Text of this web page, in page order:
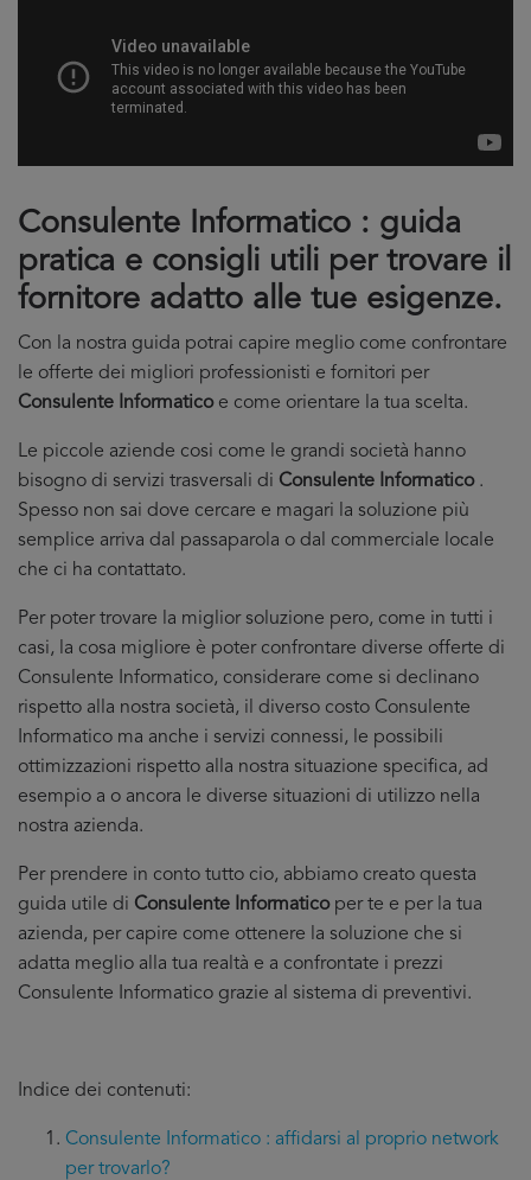
Consulente Informatico : guida
pratica e consigli utili per trovare il
fornitore adatto alle tue esigenze.
Con la nostra guida potrai capire meglio come confrontare
le offerte dei migliori professionisti e fornitori per
Consulente Informatico e come orientare la tua scelta.
Le piccole aziende cosi come le grandi società hanno
bisogno di servizi trasversali di Consulente Informatico .
Spesso non sai dove cercare e magari la soluzione più
semplice arriva dal passaparola o dal commerciale locale
che ci ha contattato.
Per poter trovare la miglior soluzione pero, come in tutti i
casi, la cosa migliore è poter confrontare diverse offerte di
Consulente Informatico, considerare come si declinano
rispetto alla nostra società, il diverso costo Consulente
Informatico ma anche i servizi connessi, le possibili
ottimizzazioni rispetto alla nostra situazione specifica, ad
esempio a o ancora le diverse situazioni di utilizzo nella
nostra azienda.
Per prendere in conto tutto cio, abbiamo creato questa
guida utile di Consulente Informatico per te e per la tua
azienda, per capire come ottenere la soluzione che si
adatta meglio alla tua realtà e a confrontate i prezzi
Consulente Informatico grazie al sistema di preventivi.
Indice dei contenuti:
Consulente Informatico : affidarsi al proprio network
per trovarlo?